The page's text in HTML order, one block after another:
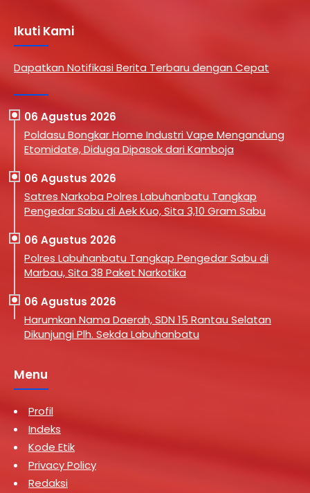
Ikuti Kami
Dapatkan Notifikasi Berita Terbaru dengan Cepat
06 Agustus 2026
Poldasu Bongkar Home Industri Vape Mengandung
Etomidate, Diduga Dipasok dari Kamboja
06 Agustus 2026
Satres Narkoba Polres Labuhanbatu Tangkap
Pengedar Sabu di Aek Kuo, Sita 3,10 Gram Sabu
06 Agustus 2026
Polres Labuhanbatu Tangkap Pengedar Sabu di
Marbau, Sita 38 Paket Narkotika
06 Agustus 2026
Harumkan Nama Daerah, SDN 15 Rantau Selatan
Dikunjungi Plh. Sekda Labuhanbatu
Menu
Profil
Indeks
Kode Etik
Privacy Policy
Redaksi